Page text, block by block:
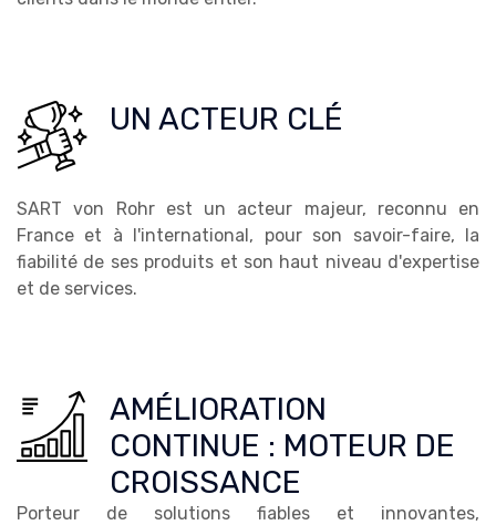
UN ACTEUR CLÉ
SART von Rohr est un acteur majeur, reconnu en
France et à l'international, pour son savoir-faire, la
fiabilité de ses produits et son haut niveau d'expertise
et de services.
AMÉLIORATION
CONTINUE : MOTEUR DE
CROISSANCE
Porteur de solutions fiables et innovantes,